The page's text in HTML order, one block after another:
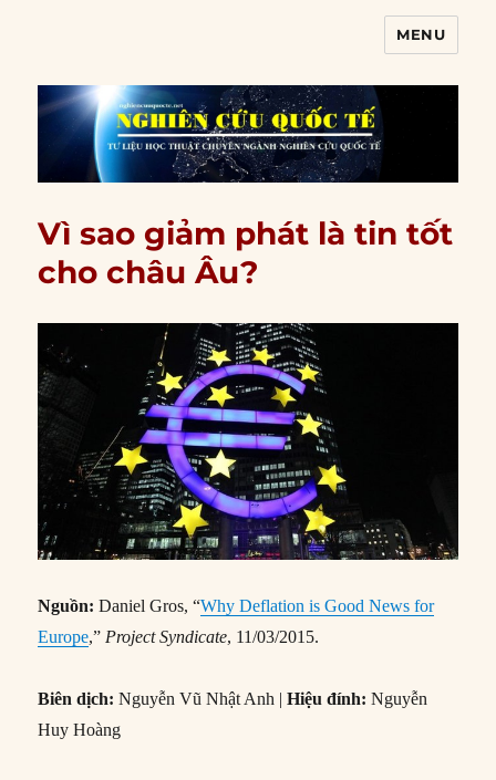
MENU
Vì sao giảm phát là tin tốt
cho châu Âu?
Nguồn: Daniel Gros, “Why Deflation is Good News for
Europe,” Project Syndicate, 11/03/2015.
Biên dịch: Nguyễn Vũ Nhật Anh |Hiệu đính: Nguyễn
Huy Hoàng